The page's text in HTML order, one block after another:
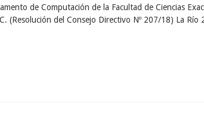
de Computación de la Facultad de Ciencias
(Resolución del Consejo Directivo Nº 207/18) La Río